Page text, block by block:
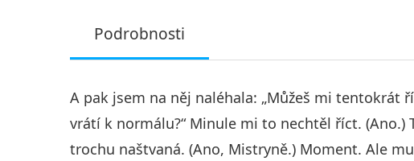
Podrobnosti
A pak jsem na něj naléhala: „Můžeš mi tentokrát
vrátí k normálu?“ Minule mi to nechtěl říct.
trochu naštvaná. (Ano, Mistryně.) Moment. Ale